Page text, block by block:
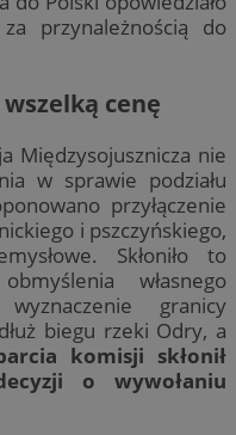
przynależnością do
cenę
Międzysojusznicza nie
w sprawie podziału
przyłączenie
i pszczyńskiego,
Skłoniło to
własnego
wyznaczenie granicy
biegu rzeki Odry, a
komisji skłonił
o wywołaniu